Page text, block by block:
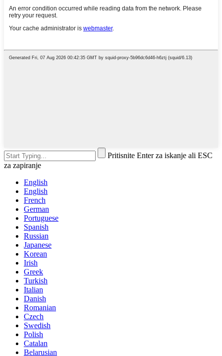
Pritisnite Enter za iskanje ali ESC
za zapiranje
English
English
French
German
Portuguese
Spanish
Russian
Japanese
Korean
Irish
Greek
Turkish
Italian
Danish
Romanian
Czech
Swedish
Polish
Catalan
Belarusian